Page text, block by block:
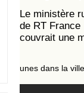
Le ministère
de RT
couvrait une
unes dans la